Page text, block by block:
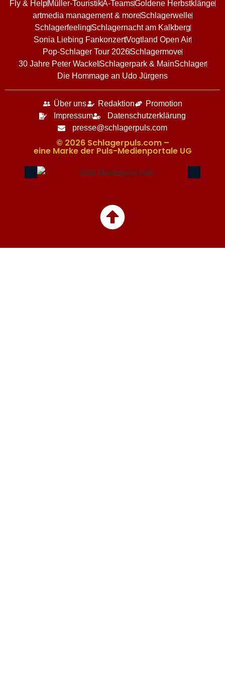
Fly & HelpMüller-TouristikA-TeamsGoldene Herbstklänge
artmedia management & moreSchlagerwelle
SchlagerfeelingSchlagernacht am Kalkberg
Sonia Liebing FankonzertVogtland Open Air
Pop-Schlager Tour 2026Schlagermove
30 Jahre Peter Wackel Schlagerpark & MainSchlager
Die Hommage an Udo Jürgens
Über uns Redaktion
Promotion
Impressum
Datenschutzerklärung
presse@schlagerpuls.com
© 2026 Schlagerpuls.com –
eine Marke der Puls-Medienportale UG​